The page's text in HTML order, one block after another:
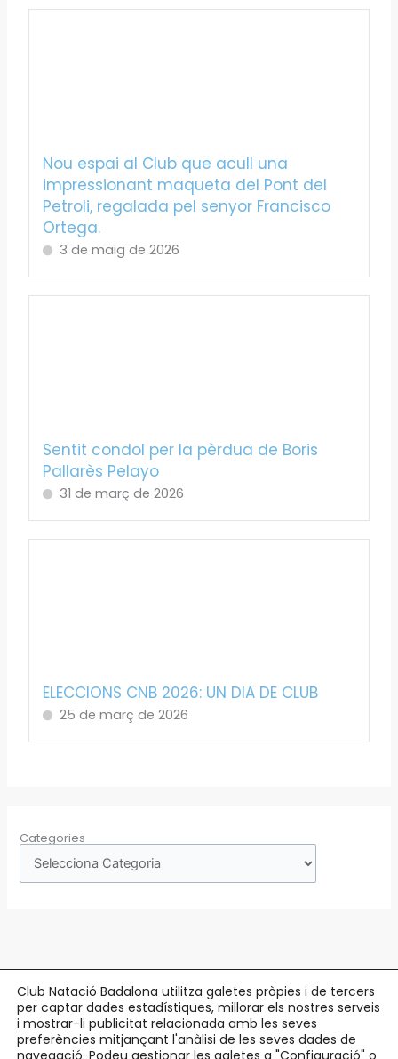
Nou espai al Club que acull una
impressionant maqueta del Pont del
Petroli, regalada pel senyor Francisco
Ortega.
3 de maig de 2026
Sentit condol per la pèrdua de Boris
Pallarès Pelayo
31 de març de 2026
ELECCIONS CNB 2026: UN DIA DE CLUB
25 de març de 2026
Categories
Copyright © 2026 Club Natació Badalona |c/ Eduard Maristany, 5-7
Badalona |93 384 34 13
Club Natació Badalona utilitza galetes pròpies i de tercers
per captar dades estadístiques, millorar els nostres serveis
i mostrar-li publicitat relacionada amb les seves
preferències mitjançant l'anàlisi de les seves dades de
navegació. Podeu gestionar les galetes a "Configuració" o